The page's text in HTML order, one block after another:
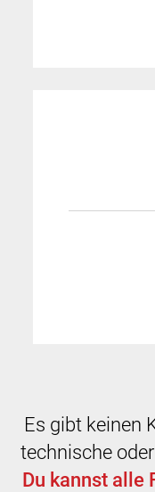
Es gibt keinen
technische
Du kannst alle